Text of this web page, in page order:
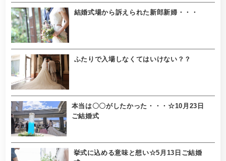
結婚式場から訴えられた新郎新婦・・・
ふたりで入場しなくてはいけない？？
本当は〇〇がしたかった・・・☆10月23日
ご結婚式
挙式に込める意味と想い☆5月13日ご結婚